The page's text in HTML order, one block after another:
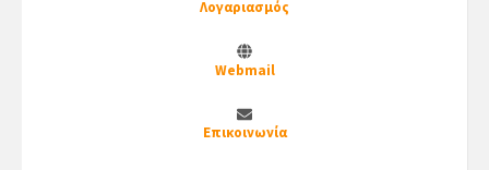
Λογαριασμός
Webmail
Επικοινωνία